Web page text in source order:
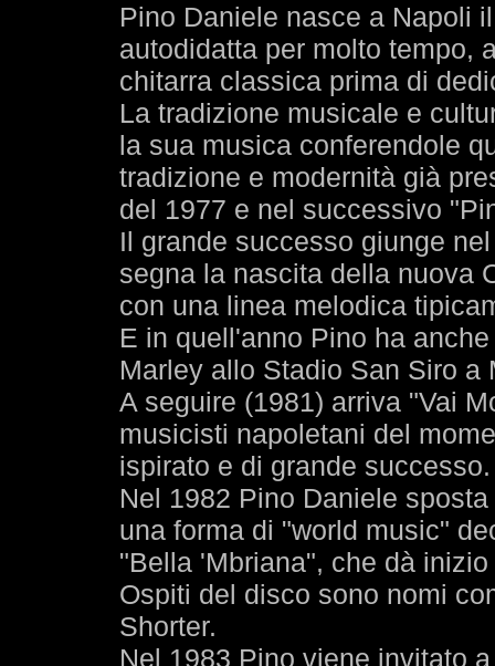
Pino Daniele nasce a Napoli
autodidatta per molto tempo,
chitarra classica prima di
La tradizione musicale e
la sua musica conferendole
tradizione e modernità già
del 1977 e nel successivo
Il grande successo giunge
segna la nascita della nuova
con una linea melodica
E in quell'anno Pino ha
Marley allo Stadio San Siro a
A seguire (1981) arriva "Vai
musicisti napoletani del
ispirato e di grande successo.
Nel 1982 Pino Daniele
una forma di "world music"
"Bella 'Mbriana", che dà
Ospiti del disco sono nomi
Shorter.
Nel 1983 Pino viene invitato